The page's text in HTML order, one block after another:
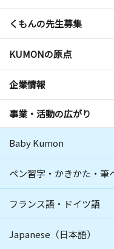
くもんの先生募集
KUMONの原点
企業情報
事業・活動の広がり
Baby Kumon
ペン習字・かきかた・筆
フランス語・ドイツ語
Japanese（日本語）